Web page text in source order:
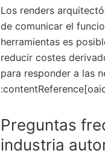
Los renders
de comunicar el
herramientas es
reducir costes
para responder a las
Preguntas
industria